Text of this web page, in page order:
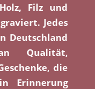
Filz und
Jedes
Deutschland
Qualität,
die
Erinnerung